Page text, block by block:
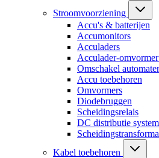
Stroomvoorziening
Accu's & batterijen
Accumonitors
Acculaders
Acculader-
Omschakel
Accu toebehoren
Omvormers
Diodebruggen
Scheidingsrelais
DC distributie
Kabel toebehoren